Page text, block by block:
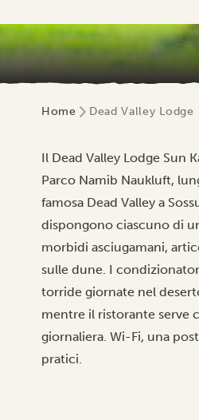
Home Dead Valley Lodge
Il Dead Valley Lodge Sun
Parco Namib Naukluft,
famosa Dead Valley a
dispongono ciascuno di
morbidi asciugamani,
sulle dune. I
torride giornate nel
mentre il ristorante serve
giornaliera. Wi-Fi, una
pratici.